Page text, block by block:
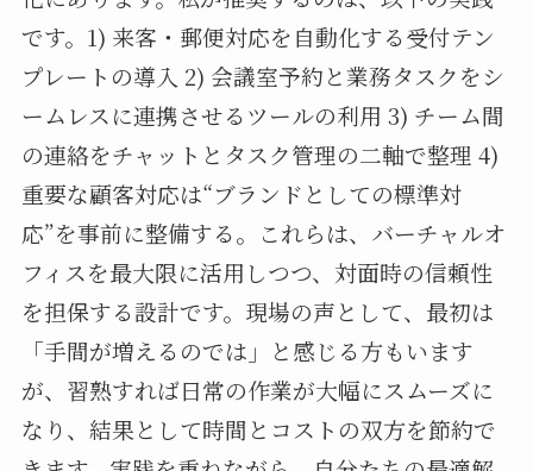
です。1) 来客・郵便対応を自動化する受付テン
プレートの導入 2) 会議室予約と業務タスクをシ
ームレスに連携させるツールの利用 3) チーム間
の連絡をチャットとタスク管理の二軸で整理 4)
重要な顧客対応は“ブランドとしての標準対
応”を事前に整備する。これらは、バーチャルオ
フィスを最大限に活用しつつ、対面時の信頼性
を担保する設計です。現場の声として、最初は
「手間が増えるのでは」と感じる方もいます
が、習熟すれば日常の作業が大幅にスムーズに
なり、結果として時間とコストの双方を節約で